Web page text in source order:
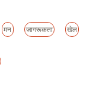
मन जागरूकता खेल